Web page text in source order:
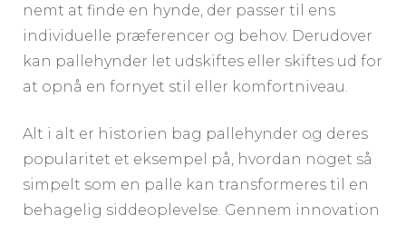
nemt at finde en hynde, der passer til ens
individuelle præferencer og behov. Derudover
kan pallehynder let udskiftes eller skiftes ud for
at opnå en fornyet stil eller komfortniveau.
Alt i alt er historien bag pallehynder og deres
popularitet et eksempel på, hvordan noget så
simpelt som en palle kan transformeres til en
behagelig siddeoplevelse. Gennem innovation